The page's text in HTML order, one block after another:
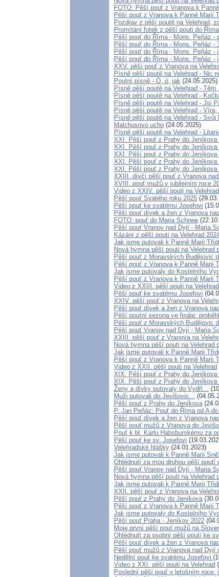
FOTO: Pěší pouť z Vranova k
Pěší pouť z Vranova k Panně Marii
Pozdrav z pěší poutě na Velehrad,
Promítání fotek z pěší pouti do
Pěší pouť do Říma - Mons. Peňáz -
Pěší pouť do Říma - Mons. Peňáz
Pěší pouť do Říma - Mons. Peňáz -
Pěší pouť do Říma - Mons. Peňáz -
XXV. pěší pouť z Vranova na
Písně pěší poutě na Velehrad - Nic
Poutní písně - Ó, ó, jak (24.05.2025)
Písně pěší poutě na Velehrad -
Písně pěší poutě na Velehrad -
Písně pěší poutě na Velehrad - Jsi
Písně pěší poutě na Velehrad -
Písně pěší poutě na Velehrad - Svůj
Malchusovo ucho (24.05.2025)
Písně pěší poutě na Velehrad -
XXI. Pěší pouť z Prahy do Jeníkova
XXI. Pěší pouť z Prahy do Jeníkova
XXI. Pěší pouť z Prahy do Jeníkova
XXI. Pěší pouť z Prahy do Jeníkova
XXI. Pěší pouť z Prahy do Jeníkova
XXIII. dívčí pěší pouť z Vranova
XVIII. pouť mužů v jubilejním roce
Video z XXIV. pěší pouti na Velehrad
Pěší pouť Svatého roku 2025
Pěší pouť ke svatému Josefovi
Pěší pouť dívek a žen z Vranova
FOTO: pouť do Maria Schnee
Pěší pouť Vranov nad Dyjí - Maria
Kázání z pěší pouti na Velehrad
Jak jsme putovali k Panně Marii
Nová hymna pěší pouti na Velehrad
Pěší pouť z Moravských Budějovic
Pěší pouť z Vranova k Panně Marii
Jak jsme putovaly do Kostelního
Pěší pouť z Vranova k Panně Marii
Video z XXIII. pěší pouti na Velehrad
Pěší pouť ke svatému Josefovi
XXIV. pěší pouť z Vranova na
Pěší pouť dívek a žen z Vranova
Pěší poutní sezona ve finále:
Pěší pouť z Moravských Budějovic
Pěší pouť Vranov nad Dyjí - Maria
XXIII. pěší pouť z Vranova na
Nová hymna pěší pouti na Velehrad
Jak jsme putovali k Panně Marii
Pěší pouť z Vranova k Panně Marii
Video z XXII. pěší pouti na Velehrad
XIX. Pěší pouť z Prahy do Jeníkova
XIX. Pěší pouť z Prahy do Jeníkova
Ženy a dívky putovaly do Vydří...
Muži putovali do Jevišovic...
Pěší pouť z Prahy do Jeníkova
P. Jan Peňáz: Pouť do Říma od A
Pěší pouť dívek a žen z Vranova
Pěší pouť mužů z Vranova do
Pouť k bl. Karlu Habsburskému za
Pěší pouť ke sv. Josefovi
Velehradské hlášky (24.01.2023)
Jak jsme putovali k Panně Marii
Ohlédnutí za mou druhou pěší poutí
Pěší pouť Vranov nad Dyjí - Maria
Nová hymna pěší pouti na Velehrad
Jak jsme putovali k Panně Marii
XXII. pěší pouť z Vranova na
Pěší pouť z Prahy do Jeníkova
Pěší pouť z Vranova k Panně Marii
Jak jsme putovaly do Kostelního
Pěší pouť Praha - Jeníkov 2022
Moje první pěší pouť mužů na
Ohlédnutí za osobní pěší poutí ke
Pěší pouť dívek a žen z Vranova
Pěší pouť mužů z Vranova nad Dyjí
Nedělní pouť ke svatému Josefovi
Video z XXI. pěší pouti na Velehrad
Poslední pěší pouť v letošním roce: